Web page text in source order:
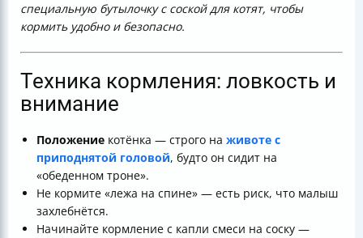
специальную бутылочку с соской для котят, чтобы
кормить удобно и безопасно.
Техника кормления: ловкость и
внимание
Положение котёнка — строго на животе с
приподнятой головой, будто он сидит на
«обеденном троне».
Не кормите «лежа на спине» — есть риск, что малыш
захлебнётся.
Начинайте кормление с капли смеси на соску —